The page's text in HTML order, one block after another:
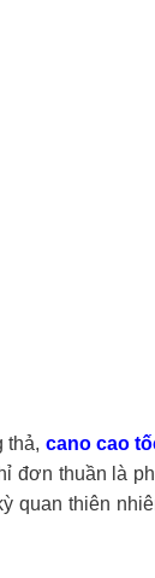
thả, cano cao
đơn thuần là
quan thiên